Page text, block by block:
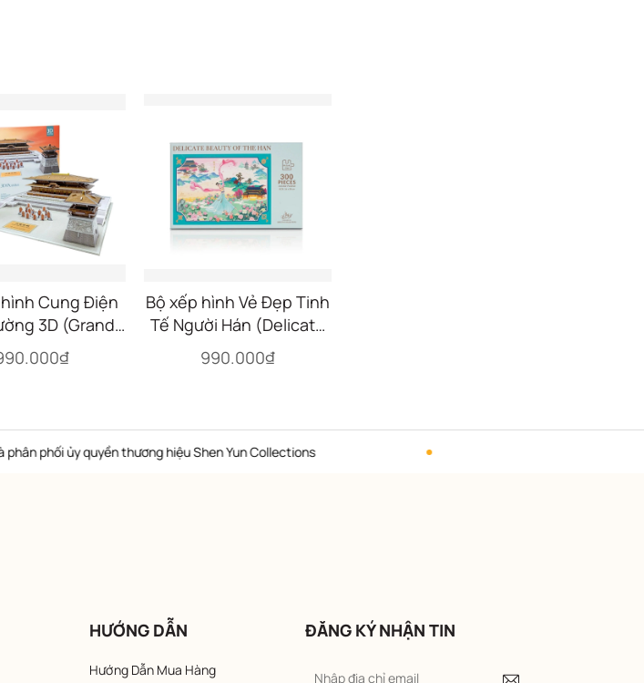
Cung Điện
3D (Grand
Palace 3D)
Bộ xếp hình Vẻ Đẹp Tinh
Tế Người Hán (Delicate
Beauty of the Han 300)
990.000₫
ủy quyền thương hiệu Shen Yun Collections
HƯỚNG DẪN
Hướng Dẫn Mua Hàng
ĐĂNG KÝ NHẬN TIN